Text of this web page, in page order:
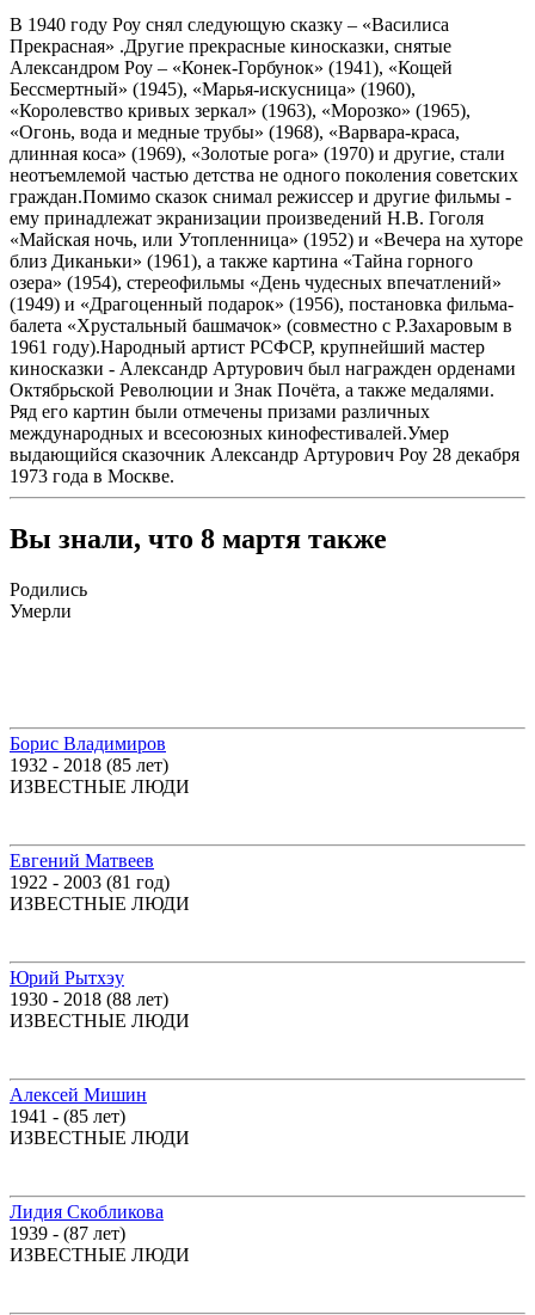
В 1940 году Роу снял следующую сказку – «Василиса
Прекрасная» .Другие прекрасные киносказки, снятые
Александром Роу – «Конек-Горбунок» (1941), «Кощей
Бессмертный» (1945), «Марья-искусница» (1960),
«Королевство кривых зеркал» (1963), «Морозко» (1965),
«Огонь, вода и медные трубы» (1968), «Варвара-краса,
длинная коса» (1969), «Золотые рога» (1970) и другие, стали
неотъемлемой частью детства не одного поколения советских
граждан.Помимо сказок снимал режиссер и другие фильмы -
ему принадлежат экранизации произведений Н.В. Гоголя
«Майская ночь, или Утопленница» (1952) и «Вечера на хуторе
близ Диканьки» (1961), а также картина «Тайна горного
озера» (1954), стереофильмы «День чудесных впечатлений»
(1949) и «Драгоценный подарок» (1956), постановка фильма-
балета «Хрустальный башмачок» (совместно с Р.Захаровым в
1961 году).Народный артист РСФСР, крупнейший мастер
киносказки - Александр Артурович был награжден орденами
Октябрьской Революции и Знак Почёта, а также медалями.
Ряд его картин были отмечены призами различных
международных и всесоюзных кинофестивалей.Умер
выдающийся сказочник Александр Артурович Роу 28 декабря
1973 года в Москве.
Вы знали, что 8 мартя также
Родились
Умерли
Борис Владимиров
1932 - 2018 (85 лет)
ИЗВЕСТНЫЕ ЛЮДИ
Евгений Матвеев
1922 - 2003 (81 год)
ИЗВЕСТНЫЕ ЛЮДИ
Юрий Рытхэу
1930 - 2018 (88 лет)
ИЗВЕСТНЫЕ ЛЮДИ
Алексей Мишин
1941 - (85 лет)
ИЗВЕСТНЫЕ ЛЮДИ
Лидия Скобликова
1939 - (87 лет)
ИЗВЕСТНЫЕ ЛЮДИ